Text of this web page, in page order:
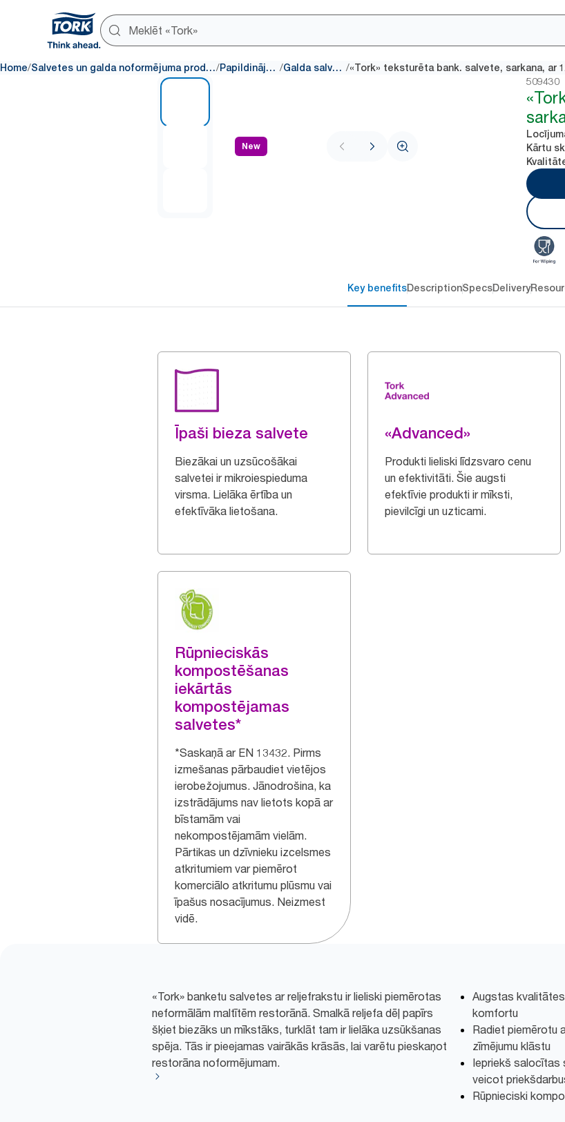
Home/ Salvetes un galda noformējuma produkti/ Papildinājumi / Galda salvete /
New
1 of 3
509430
Kārtu
Key benefitsDescriptionSpecsDelivery
Īpaši bieza salvete
Biezākai un uzsūcošākai
salvetei ir mikroiespieduma
virsma. Lielāka ērtība un
efektīvāka lietošana.
«Advanced»
Produkti lieliski līdzsvaro cenu
un efektivitāti. Šie augsti
efektīvie produkti ir mīksti,
pievilcīgi un uzticami.
Rūpnieciskās
kompostēšanas
iekārtās
kompostējamas
salvetes*
*Saskaņā ar EN 13432. Pirms
izmešanas pārbaudiet vietējos
ierobežojumus. Jānodrošina, ka
izstrādājums nav lietots kopā ar
bīstamām vai
nekompostējamām vielām.
Pārtikas un dzīvnieku izcelsmes
atkritumiem var piemērot
komerciālo atkritumu plūsmu vai
īpašus nosacījumus. Neizmest
vidē.
«Tork» banketu salvetes ar reljefrakstu ir lieliski piemērotas
neformālām maltītēm restorānā. Smalkā reljefa dēļ papīrs
šķiet biezāks un mīkstāks, turklāt tam ir lielāka uzsūkšanas
spēja. Tās ir pieejamas vairākās krāsās, lai varētu pieskaņot
restorāna noformējumam.
Augstas
komfortu
Radiet piemērotu
zīmējumu klāstu
Iepriekš salocītas
veicot
Rūpnieciski